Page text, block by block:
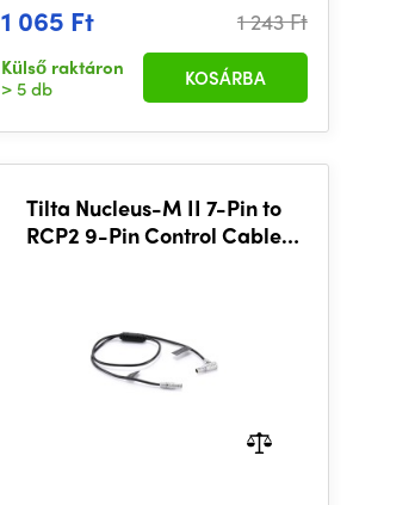
1 065 Ft 1 243 Ft
Külső raktáron
> 5 db
KOSÁRBA
Tilta Nucleus-M II 7-Pin to
RCP2 9-Pin Control Cable